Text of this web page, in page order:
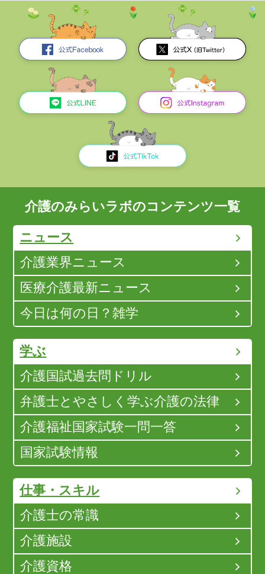
介護のみらいラボのコンテンツ一覧
ニュース
介護業界ニュース
医療介護最新ニュース
今日は何の日？雑学
学ぶ
介護国試過去問ドリル
弁護士とやさしく学ぶ介護の法律
介護福祉国家試験一問一答
国家試験情報
仕事・スキル
介護士の常識
介護施設
介護資格